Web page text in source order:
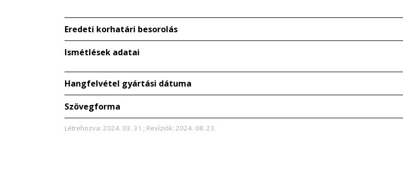
Eredeti korhatári besorolás
Ismétlések adatai
Hangfelvétel gyártási dátuma
Szövegforma
Létrehozva: 2024. 03. 31.; Revíziók: 2024. 08. 23.